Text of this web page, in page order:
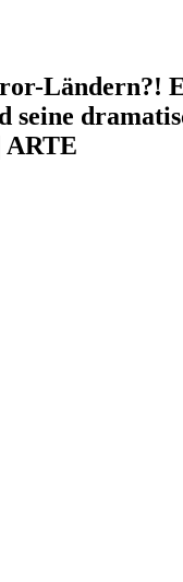
Ländern?!
seine
ARTE